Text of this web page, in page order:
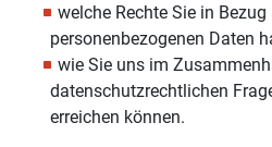
welche Rechte Sie in
personenbezogenen Daten
wie Sie uns im
datenschutzrechtlichen
erreichen können.